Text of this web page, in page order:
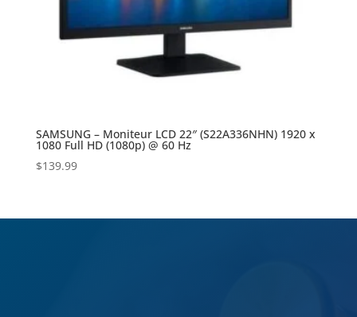
SAMSUNG – Moniteur LCD 22″ (S22A336NHN) 1920 x
1080 Full HD (1080p) @ 60 Hz
$139.99